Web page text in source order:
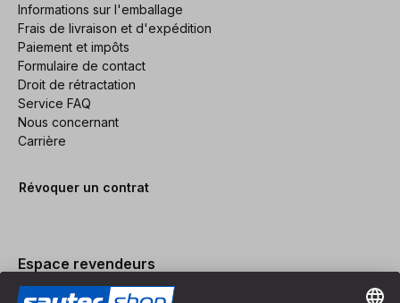
Informations sur l'emballage
Frais de livraison et d'expédition
Paiement et impôts
Formulaire de contact
Droit de rétractation
Service FAQ
Nous concernant
Carrière
Révoquer un contrat
Espace revendeurs
Devenir revendeur